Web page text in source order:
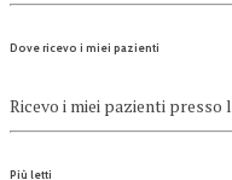
Dove ricevo i miei pazienti
Ricevo i miei pazienti
Più letti